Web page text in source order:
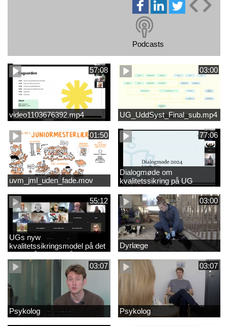
Podcasts
57:08
video1103676392.mp4
03:00
UG_UddSyst_Final_sub.mp4
01:50
uvm_jml_uden_fade.mov
77:06
Dialogmøde om
kvalitetssikring på UG
55:12
UGs nyw
kvalitetssikringsmodel på det
videregående område
03:00
Dyrlæge
03:07
Psykolog
03:07
Psykolog